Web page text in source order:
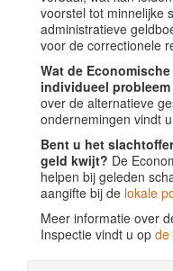
voorstel tot minnelijke
administratieve
voor de correctionele
Wat de
individueel
over de alternatieve
ondernemingen vindt
Bent u het
geld kwijt? De
helpen bij geleden
aangifte bij de lokale
Meer informatie over
Inspectie vindt u op de